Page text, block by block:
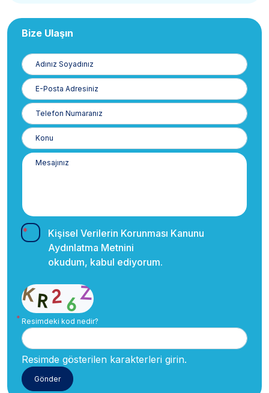
Bize Ulaşın
Adınız
Soyadınız
E-
Posta
Telefon
Numaranız
Kişisel Verilerin Korunması Kanunu
Aydınlatma Metnini
okudum, kabul ediyorum.
Resimdeki kod nedir?
Resimde gösterilen karakterleri girin.